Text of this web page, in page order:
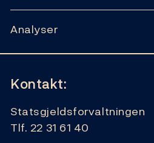
Analyser
Kontakt:
Statsgjeldsforvaltningen
Tlf. 22 31 61 40